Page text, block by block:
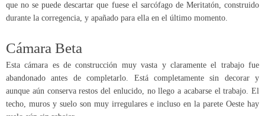
que no se puede descartar que fuese el sarcófago de Meritatón, construido
durante la corregencia, y apañado para ella en el último momento.
Cámara Beta
Esta cámara es de construcción muy vasta y claramente el trabajo fue
abandonado antes de completarlo. Está completamente sin decorar y
aunque aún conserva restos del enlucido, no llego a acabarse el trabajo. El
techo, muros y suelo son muy irregulares e incluso en la parete Oeste hay